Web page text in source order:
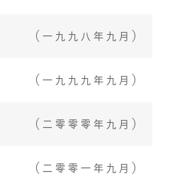
( 一 九 九 八 年 九 月 )
( 一 九 九 九 年 九 月 )
( 二 零 零 零 年 九 月 )
( 二 零 零 一 年 九 月 )